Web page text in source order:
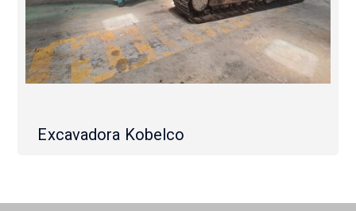
Excavadora Kobelco